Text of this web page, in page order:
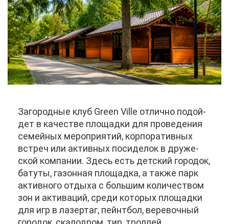
За­го­род­ные клуб Green Ville от­лич­но по­дой­
дет в ка­че­стве пло­щад­ки для про­ве­де­ния
се­мей­ных ме­ро­при­я­тий, кор­по­ра­тив­ных
встреч или ак­тив­ных по­си­де­лок в дру­же­
ской ком­па­нии. Здесь есть дет­ский го­ро­док,
ба­ту­ты, га­зон­ная пло­щад­ка, а та­к­же парк
ак­тив­но­го от­ды­ха с боль­шим ко­ли­че­ством
зон и ак­ти­ва­ций, сре­ди ко­то­рых пло­щад­ки
для игр в ла­зер­таг, пейнт­бол, ве­ре­воч­ный